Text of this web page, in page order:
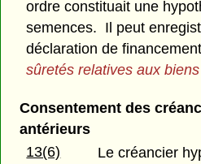
ordre constituait une
semences. Il peut
déclaration de
sûretés relatives aux
Consentement des
antérieurs
13(6)
Le créancier